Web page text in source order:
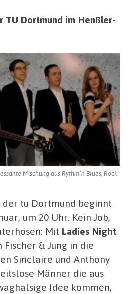
TU Dortmund im Henßler-
Mischung aus Rythm’n Blues, Rock
der tu Dortmund beginnt
um 20 Uhr. Kein Job,
Mit Ladies Night
& Jung in die
Sinclaire und Anthony
Männer die aus
Idee kommen,